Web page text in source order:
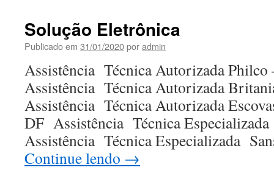
Solução Eletrônica
Publicado em 31/01/2020poradmin
Assistência Técnica Autorizada
Assistência Técnica Autorizada
Assistência Técnica Autorizada
DF Assistência Técnica
Assistência Técnica Especializada
Continue lendo →